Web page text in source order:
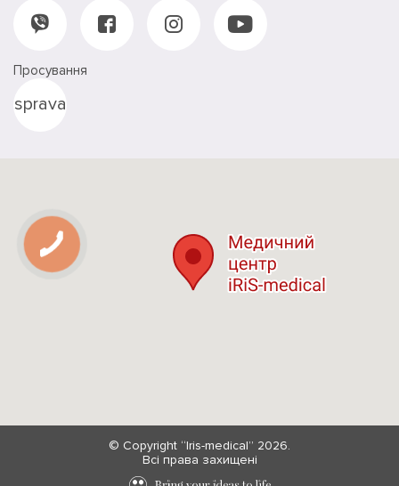
Просування
sprava
© Copyright “Iris-medical” 2026.
Всі права захищені